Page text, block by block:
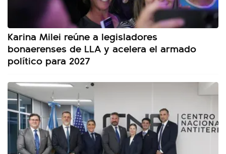
Karina Milei reúne a legisladores
bonaerenses de LLA y acelera el armado
político para 2027